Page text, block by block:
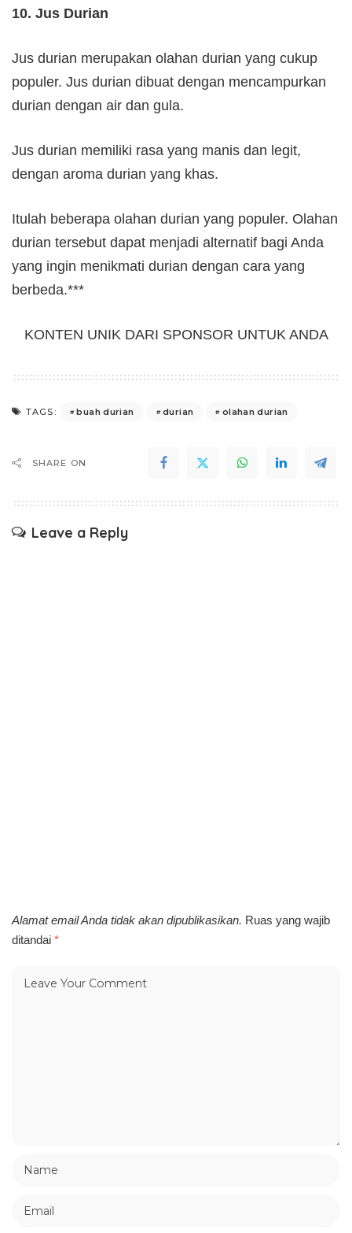
10. Jus Durian
Jus durian merupakan olahan durian yang cukup
populer. Jus durian dibuat dengan mencampurkan
durian dengan air dan gula.
Jus durian memiliki rasa yang manis dan legit,
dengan aroma durian yang khas.
Itulah beberapa olahan durian yang populer. Olahan
durian tersebut dapat menjadi alternatif bagi Anda
yang ingin menikmati durian dengan cara yang
berbeda.***
KONTEN UNIK DARI SPONSOR UNTUK ANDA
TAGS: buah durian durian olahan durian
SHARE ON
Leave a Reply
Alamat email Anda tidak akan dipublikasikan. Ruas yang wajib
ditandai *